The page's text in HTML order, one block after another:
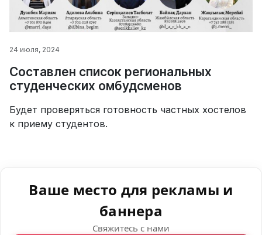
24 июля, 2024
Составлен список региональных
студенческих омбудсменов
Будет проверяться готовность частных хостелов
к приему студентов.
Ваше место для рекламы и
баннера
Свяжитесь с нами